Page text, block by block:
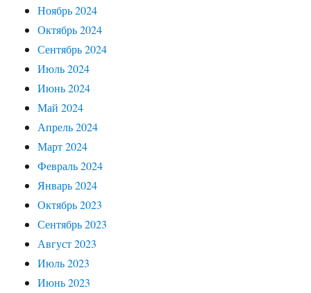
Ноябрь 2024
Октябрь 2024
Сентябрь 2024
Июль 2024
Июнь 2024
Май 2024
Апрель 2024
Март 2024
Февраль 2024
Январь 2024
Октябрь 2023
Сентябрь 2023
Август 2023
Июль 2023
Июнь 2023